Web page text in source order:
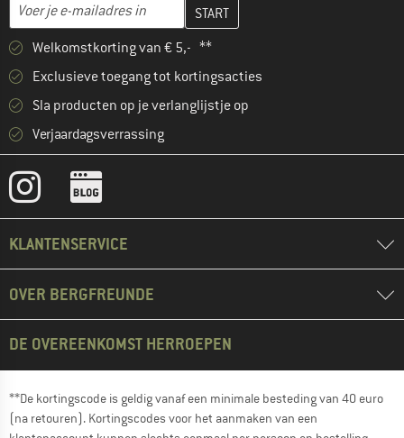
E-mailadres
Welkomstkorting van € 5,- **
Exclusieve toegang tot kortingsacties
Sla producten op je verlanglijstje op
Verjaardagsverrassing
KLANTENSERVICE
OVER BERGFREUNDE
DE OVEREENKOMST HERROEPEN
**De kortingscode is geldig vanaf een minimale besteding van 40 euro
(na retouren). Kortingscodes voor het aanmaken van een